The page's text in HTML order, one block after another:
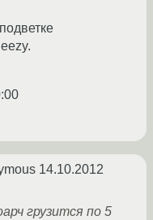
14.10.2012
грузится по 5